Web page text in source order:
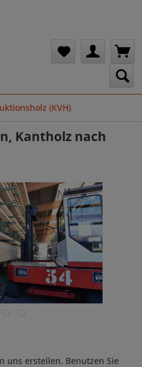
(KVH)
Kantholz nach
uns erstellen. Benutzen Sie